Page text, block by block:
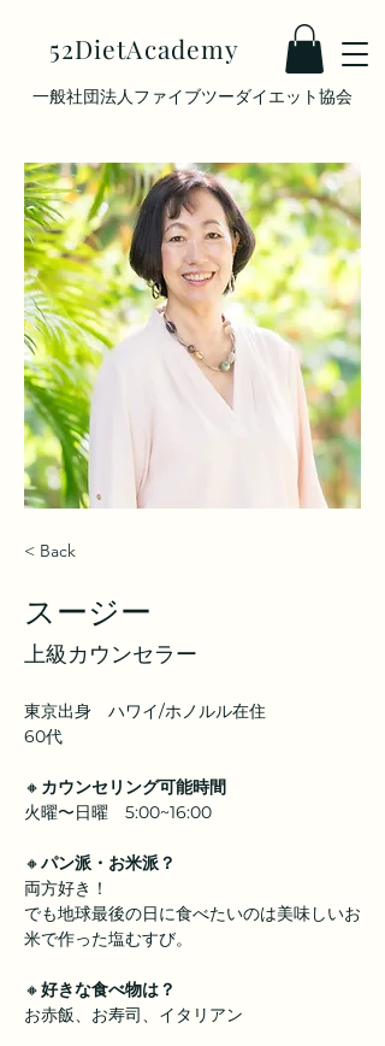
52DietAcademy
​一般社団法人ファイブツーダイエット協会
< Back
スージー
上級カウンセラー
東京出身　ハワイ/ホノルル在住
60代
🔸 カウンセリング可能時間
火曜〜日曜　5:00~16:00
🔸パン派・お米派？
両方好き！
でも地球最後の日に食べたいのは美味しいお
米で作った塩むすび。
🔸好きな食べ物は？
お赤飯、お寿司、イタリアン